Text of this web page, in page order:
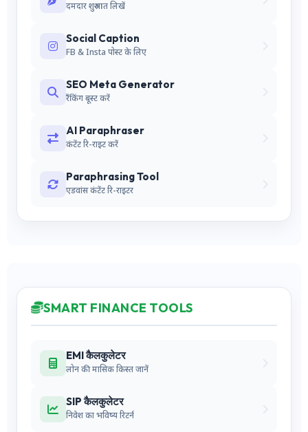
दमदार शुरुआत लिखें
Social Caption
FB & Insta पोस्ट के लिए
SEO Meta Generator
रैंकिंग बूस्ट करें
AI Paraphraser
कंटेंट रि-राइट करें
Paraphrasing Tool
एडवांस कंटेंट रि-राइटर
SMART FINANCE TOOLS
EMI कैलकुलेटर
लोन की मासिक किस्त जानें
SIP कैलकुलेटर
निवेश का भविष्य रिटर्न